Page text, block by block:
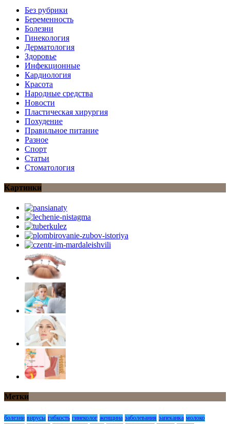
Без рубрики
Беременность
Болезни
Гинекология
Дерматология
Здоровье
Инфекционные
Кардиология
Красота
Народные средства
Новости
Пластическая хирургия
Похудение
Правильное питание
Разное
Спорт
Статьи
Стоматология
Картинки
Метки
болезни вирусы гибкость гинеколог женщина заболевания запеканка молоко